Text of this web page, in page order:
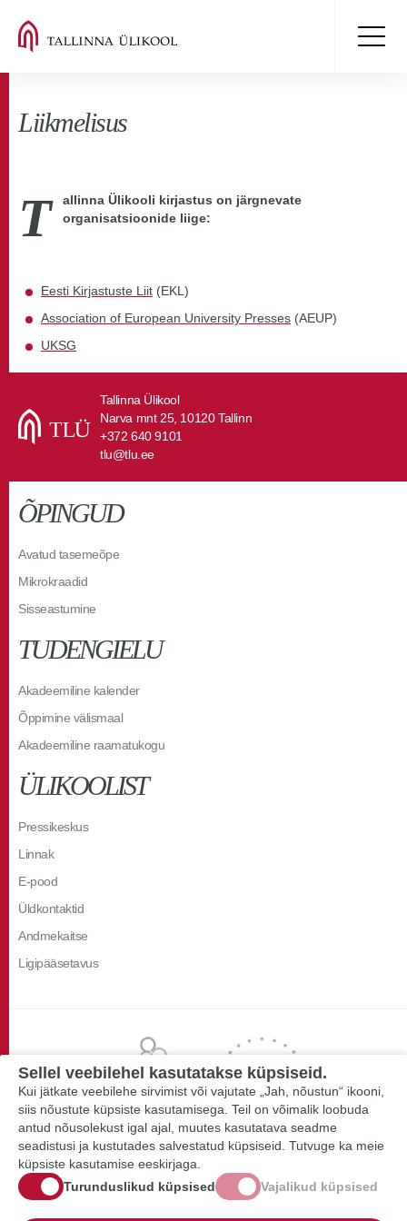
Liikmelisus
T
allinna Ülikooli kirjastus on järgnevate
organisatsioonide liige:
Eesti Kirjastuste Liit (EKL)
Association of European University Presses (AEUP)
UKSG
Tallinna Ülikool
Narva mnt 25, 10120 Tallinn
+372 640 9101
tlu@tlu.ee
ÕPINGUD
Avatud tasemeõpe
Mikrokraadid
Sisseastumine
TUDENGIELU
Akadeemiline kalender
Õppimine välismaal
Akadeemiline raamatukogu
ÜLIKOOLIST
Pressikeskus
Linnak
E-pood
Üldkontaktid
Andmekaitse
Ligipääsetavus
Sellel veebilehel kasutatakse küpsiseid.
Kui jätkate veebilehe sirvimist või vajutate „Jah, nõustun“ ikooni,
siis nõustute küpsiste kasutamisega. Teil on võimalik loobuda
antud nõusolekust igal ajal, muutes kasutatava seadme
seadistusi ja kustutades salvestatud küpsiseid. Tutvuge ka meie
küpsiste kasutamise eeskirjaga.
Turunduslikud küpsised
Vajalikud küpsised